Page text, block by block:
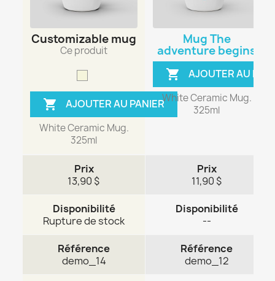
Customizable mug
Ce produit
 AJOUTER AU PANIER
White Ceramic Mug.
325ml
Mug The
adventure begins
 AJOUTER AU
White Ceramic Mug.
325ml
Prix
13,90 $
Prix
11,90 $
Disponibilité
Rupture de stock
Disponibilité
--
Référence
demo_14
Référence
demo_12